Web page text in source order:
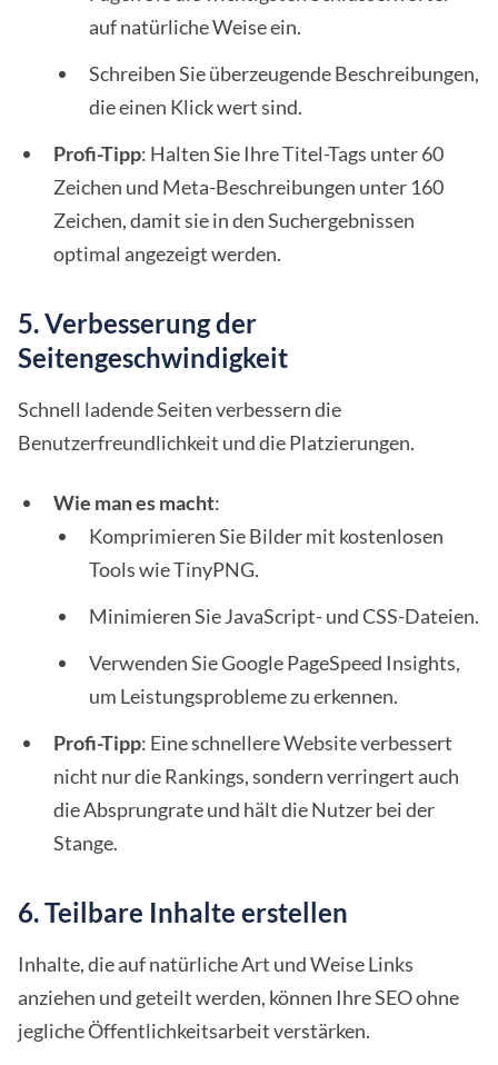
auf natürliche Weise ein.
Schreiben Sie überzeugende Beschreibungen,
die einen Klick wert sind.
Profi-Tipp: Halten Sie Ihre Titel-Tags unter 60
Zeichen und Meta-Beschreibungen unter 160
Zeichen, damit sie in den Suchergebnissen
optimal angezeigt werden.
5. Verbesserung der
Seitengeschwindigkeit
Schnell ladende Seiten verbessern die
Benutzerfreundlichkeit und die Platzierungen.
Wie man es macht:
Komprimieren Sie Bilder mit kostenlosen
Tools wie TinyPNG.
Minimieren Sie JavaScript- und CSS-Dateien.
Verwenden Sie Google PageSpeed Insights,
um Leistungsprobleme zu erkennen.
Profi-Tipp: Eine schnellere Website verbessert
nicht nur die Rankings, sondern verringert auch
die Absprungrate und hält die Nutzer bei der
Stange.
6. Teilbare Inhalte erstellen
Inhalte, die auf natürliche Art und Weise Links
anziehen und geteilt werden, können Ihre SEO ohne
jegliche Öffentlichkeitsarbeit verstärken.